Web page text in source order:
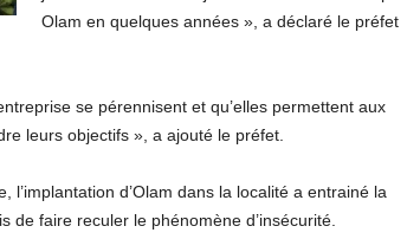
Olam en quelques années », a déclaré le préfet
se pérennisent et qu’elles permettent aux
leurs objectifs », a ajouté le préfet.
l’implantation d’Olam dans la localité a entrainé la
de faire reculer le phénomène d’insécurité.